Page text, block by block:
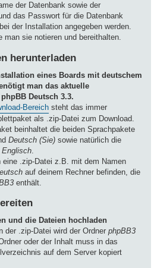
der Datenbank sowie der
das Passwort für die Datenbank
der Installation angegeben werden.
man sie notieren und bereithalten.
herunterladen
eines Boards mit deutschem
man das aktuelle
Deutsch 3.3.
Bereich steht das immer
als .zip-Datei zum Download.
beinhaltet die beiden Sprachpakete
Deutsch (Sie) sowie natürlich die
Englisch
.zip-Datei z.B. mit dem Namen
auf deinem Rechner befinden, die
enthält.
und die Dateien hochladen
der .zip-Datei wird der Ordner phpBB3
oder der Inhalt muss in das
auf dem Server kopiert